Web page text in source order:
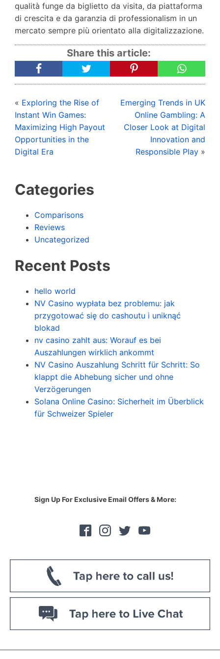
qualità funge da biglietto da visita, da piattaforma
di crescita e da garanzia di professionalism in un
mercato sempre più orientato alla digitalizzazione.
Share this article:
« Exploring the Rise of
Instant Win Games:
Maximizing High Payout
Opportunities in the
Digital Era
Emerging Trends in UK
Online Gambling: A
Closer Look at Digital
Innovation and
Responsible Play »
Categories
Comparisons
Reviews
Uncategorized
Recent Posts
hello world
NV Casino wypłata bez problemu: jak
przygotować się do cashoutu i uniknąć
blokad
nv casino zahlt aus: Worauf es bei
Auszahlungen wirklich ankommt
NV Casino Auszahlung Schritt für Schritt: So
klappt die Abhebung sicher und ohne
Verzögerungen
Solana Online Casino: Sicherheit im Überblick
für Schweizer Spieler
Sign Up For Exclusive Email Offers & More: